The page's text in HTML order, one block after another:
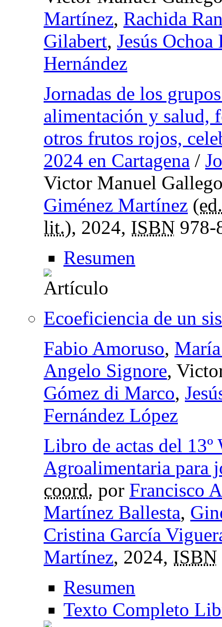
Martínez, Rachida
Gilabert, Jesús Ochoa
Hernández
Jornadas de los
alimentación y salud,
otros frutos rojos,
2024 en Cartagena /
Victor Manuel
Giménez Martínez (
lit.), 2024, ISBN
Resumen
Ecoeficiencia de un
Fabio Amoruso,
Angelo Signore,
Gómez di Marco,
Fernández López
Libro de actas del
Agroalimentaria para
coord. por Francisco
Martínez Ballesta,
Cristina García
Martínez, 2024, ISBN
Resumen
Texto Completo